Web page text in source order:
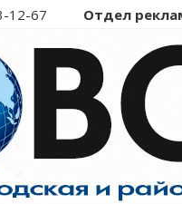
3-12-67 Отдел